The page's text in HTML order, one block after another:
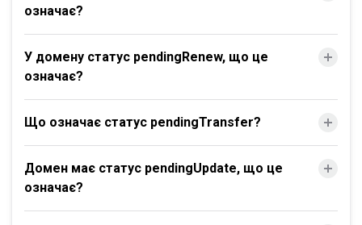
означає?
У домену статус pendingRenew, що це
означає?
Що означає статус pendingTransfer?
Домен має статус pendingUpdate, що це
означає?